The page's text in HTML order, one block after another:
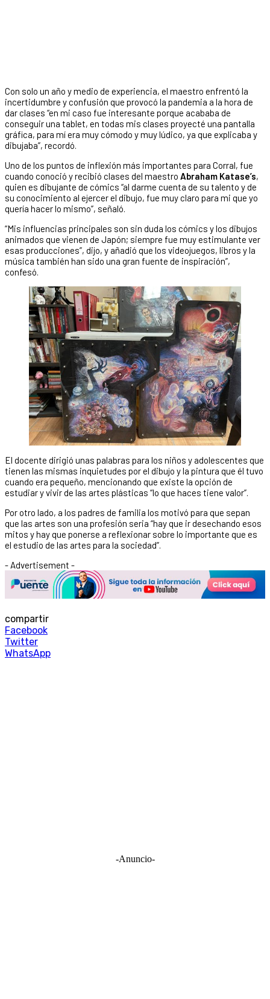
Con solo un año y medio de experiencia, el maestro enfrentó la
incertidumbre y confusión que provocó la pandemia a la hora de
dar clases “en mi caso fue interesante porque acababa de
conseguir una tablet, en todas mis clases proyecté una pantalla
gráfica, para mí era muy cómodo y muy lúdico, ya que explicaba y
dibujaba”, recordó.
Uno de los puntos de inflexión más importantes para Corral, fue
cuando conoció y recibió clases del maestro Abraham Katase’s,
quien es dibujante de cómics “al darme cuenta de su talento y de
su conocimiento al ejercer el dibujo, fue muy claro para mi que yo
quería hacer lo mismo”, señaló.
“Mis influencias principales son sin duda los cómics y los dibujos
animados que vienen de Japón; siempre fue muy estimulante ver
esas producciones”, dijo, y añadió que los videojuegos, libros y la
música también han sido una gran fuente de inspiración”,
confesó.
El docente dirigió unas palabras para los niños y adolescentes que
tienen las mismas inquietudes por el dibujo y la pintura que él tuvo
cuando era pequeño, mencionando que existe la opción de
estudiar y vivir de las artes plásticas “lo que haces tiene valor”.
Por otro lado, a los padres de familia los motivó para que sepan
que las artes son una profesión seria “hay que ir desechando esos
mitos y hay que ponerse a reflexionar sobre lo importante que es
el estudio de las artes para la sociedad”.
- Advertisement -
compartir
Facebook
Twitter
WhatsApp
-Anuncio-